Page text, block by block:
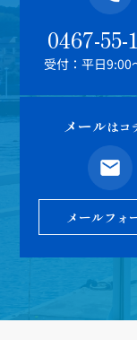
0467-55-
受付：平日9:00
メールはコ
メールフォ